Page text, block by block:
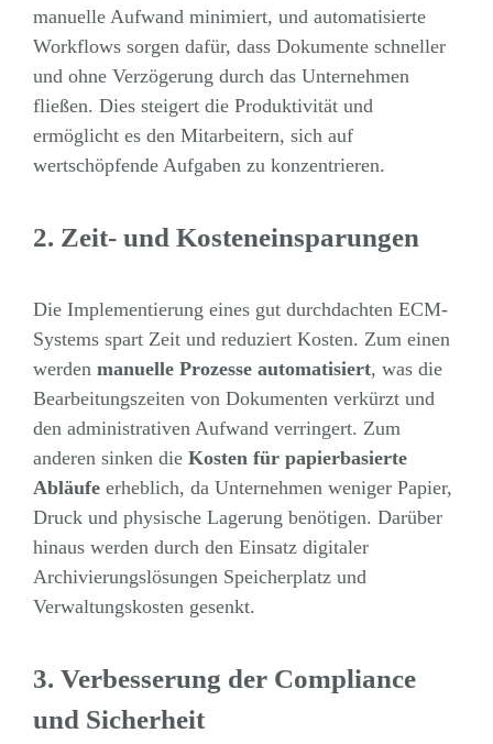
manuelle Aufwand minimiert, und automatisierte
Workflows sorgen dafür, dass Dokumente schneller
und ohne Verzögerung durch das Unternehmen
fließen. Dies steigert die Produktivität und
ermöglicht es den Mitarbeitern, sich auf
wertschöpfende Aufgaben zu konzentrieren.
2. Zeit- und Kosteneinsparungen
Die Implementierung eines gut durchdachten ECM-
Systems spart Zeit und reduziert Kosten. Zum einen
werden manuelle Prozesse automatisiert, was die
Bearbeitungszeiten von Dokumenten verkürzt und
den administrativen Aufwand verringert. Zum
anderen sinken die Kosten für papierbasierte
Abläufeerheblich, da Unternehmen weniger Papier,
Druck und physische Lagerung benötigen. Darüber
hinaus werden durch den Einsatz digitaler
Archivierungslösungen Speicherplatz und
Verwaltungskosten gesenkt.
3. Verbesserung der Compliance
und Sicherheit